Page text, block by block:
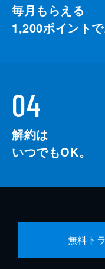
毎月もらえる
1,200ポイントで
04
解約は
いつでもOK。
無料ト